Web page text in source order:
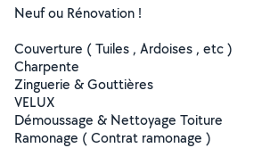
Neuf ou Rénovation !
Couverture ( Tuiles , Ardoises , etc )
Charpente
Zinguerie & Gouttières
VELUX
Démoussage & Nettoyage Toiture
Ramonage ( Contrat ramonage )